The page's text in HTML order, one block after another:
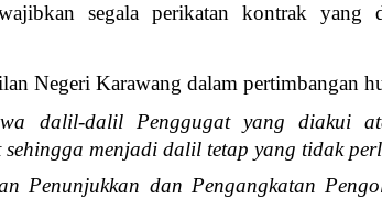
segala perikatan kontrak yang
Negeri Karawang dalam pertimbangan
dalil-dalil Penggugat yang diakui
sehingga menjadi dalil tetap yang tidak
Penunjukkan dan Pengangkatan